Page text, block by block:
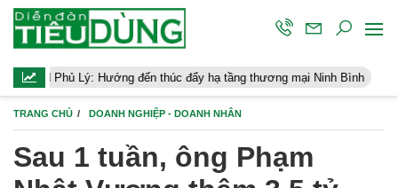
Lý: Hướng đến thúc đẩy hạ tầng thương mại Ninh Bình Điều
TRANG CHỦ DOANH NGHIỆP - DOANH NHÂN
Sau 1 tuần, ông Phạm